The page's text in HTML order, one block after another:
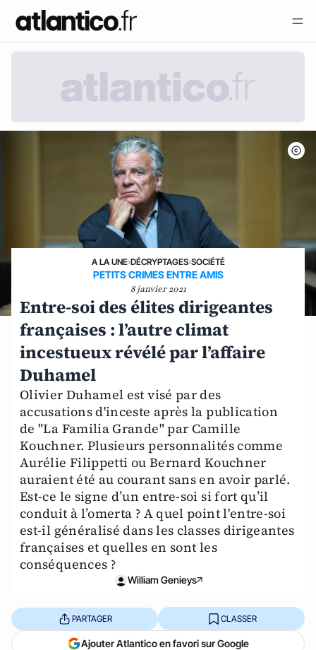
A LA UNE›DÉCRYPTAGES›SOCIÉTÉ
PETITS CRIMES ENTRE AMIS
8 janvier 2021
Entre-soi des élites dirigeantes
françaises : l’autre climat
incestueux révélé par l’affaire
Duhamel
Olivier Duhamel est visé par des
accusations d'inceste après la publication
de "La Familia Grande" par Camille
Kouchner. Plusieurs personnalités comme
Aurélie Filippetti ou Bernard Kouchner
auraient été au courant sans en avoir parlé.
Est-ce le signe d’un entre-soi si fort qu’il
conduit à l’omerta ? A quel point l'entre-soi
est-il généralisé dans les classes dirigeantes
françaises et quelles en sont les
conséquences ?
William Genieys
PARTAGER CLASSER
Ajouter Atlantico en favori sur Google